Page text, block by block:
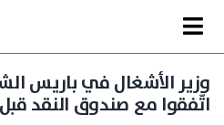
content
Toggle
Navigation
الصفحة الرئيسية
سياسة
وزير الأشغال في باريس
اتّفقوا مع صندوق النقد قبل